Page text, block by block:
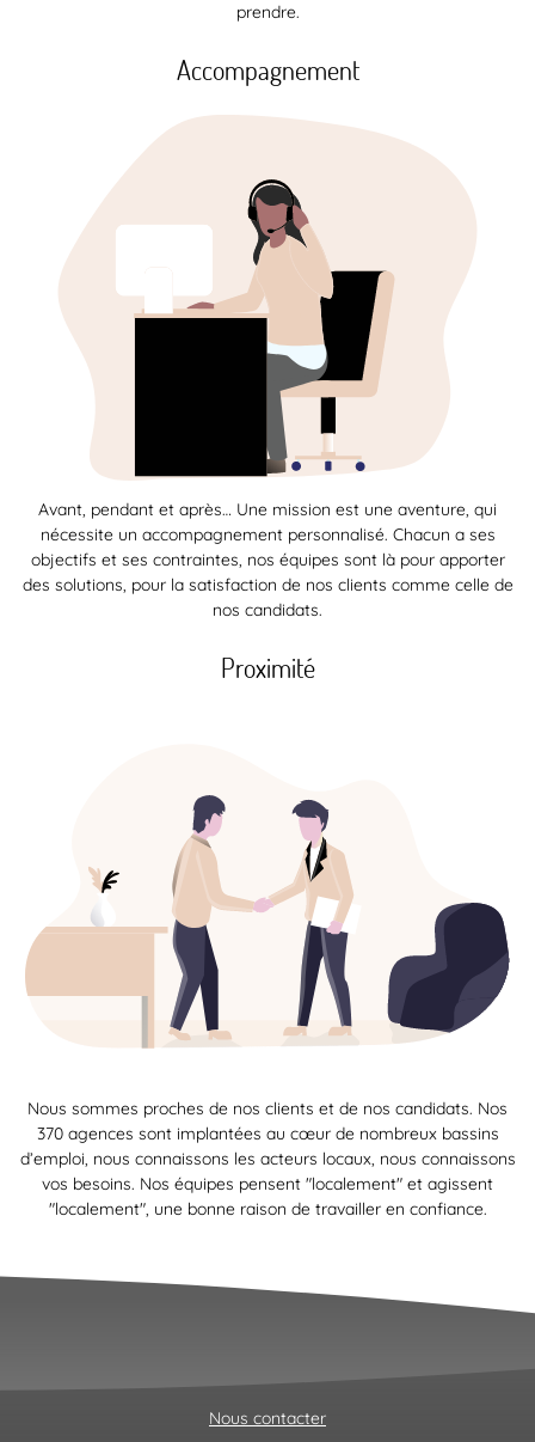
prendre.
Accompagnement
Avant, pendant et après… Une mission est une aventure, qui
nécessite un accompagnement personnalisé. Chacun a ses
objectifs et ses contraintes, nos équipes sont là pour apporter
des solutions, pour la satisfaction de nos clients comme celle de
nos candidats.
Proximité
Nous sommes proches de nos clients et de nos candidats. Nos
370 agences sont implantées au cœur de nombreux bassins
d’emploi, nous connaissons les acteurs locaux, nous connaissons
vos besoins. Nos équipes pensent "localement" et agissent
"localement", une bonne raison de travailler en confiance.
Nous contacter